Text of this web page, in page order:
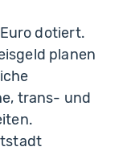
dotiert.
planen
trans- und